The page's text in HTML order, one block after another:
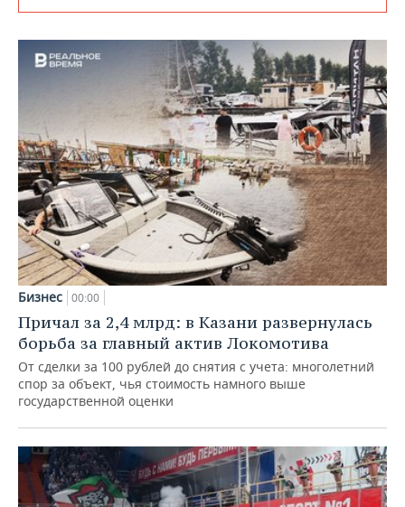
Бизнес 00:00
Причал за 2,4 млрд: в Казани развернулась
борьба за главный актив Локомотива
От сделки за 100 рублей до снятия с учета: многолетний
спор за объект, чья стоимость намного выше
государственной оценки